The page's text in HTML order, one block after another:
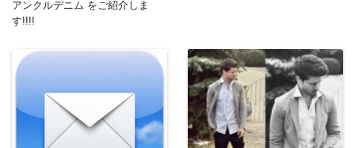
アンクルデニム をご紹介しま
す!!!!